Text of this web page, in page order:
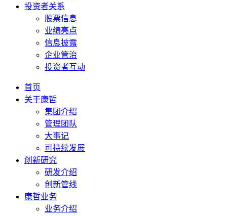
投资者关系
股票信息
业绩亮点
信息披露
企业管治
投资者互动
首页
关于康哲
集团介绍
管理团队
大事记
可持续发展
创新研究
研发介绍
创新管线
康哲业务
业务介绍